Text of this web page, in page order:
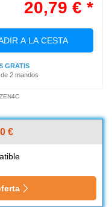
20,79 € *
A LA CESTA
GRATIS
2 mandos
€